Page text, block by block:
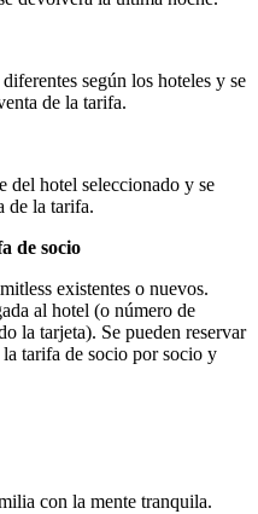
según los hoteles y se
de la tarifa.
del hotel seleccionado y se
de la tarifa.
de socio
existentes o nuevos.
al hotel (o número de
la tarjeta). Se pueden reservar
tarifa de socio por socio y
con la mente tranquila.